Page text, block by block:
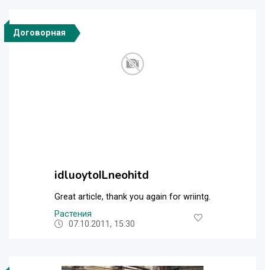
Договорная
idluoytoILneohitd
Great article, thank you again for wriintg.
Растения
07.10.2011, 15:30